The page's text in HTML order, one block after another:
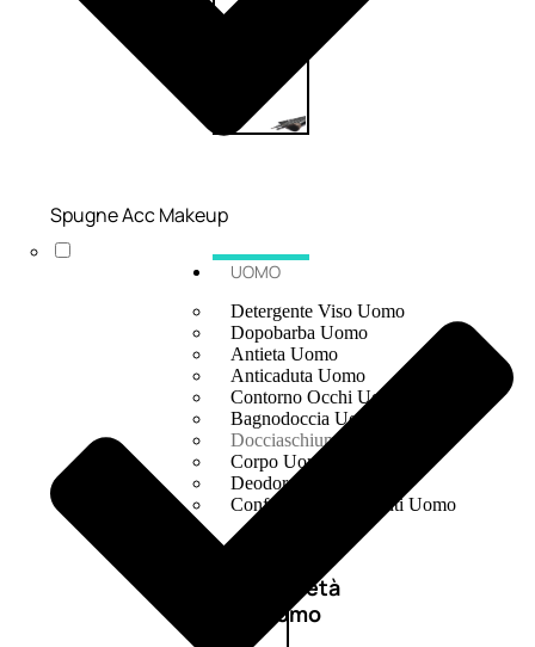
UOMO
Detergente Viso Uomo
Dopobarba Uomo
Antieta Uomo
Anticaduta Uomo
Contorno Occhi Uomo
Bagnodoccia Uomo Profumi
Docciaschiuma Uomo
Corpo Uomo
Deodoranti Uomo
Confezioni Trattamenti Uomo
Antietà
uomo
Spugne Acc Makeup